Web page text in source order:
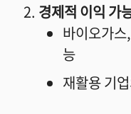
경제적 이익 가
바이오가
능
재활용 기